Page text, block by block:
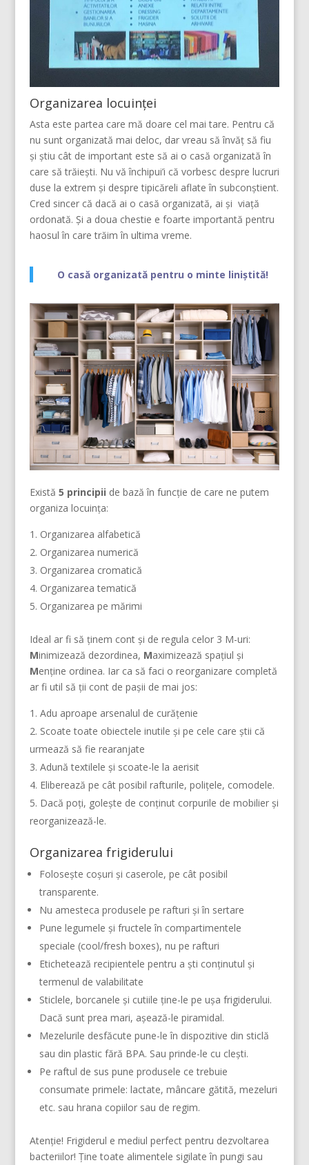
Organizarea locuinței
Asta este partea care mă doare cel mai tare. Pentru că
nu sunt organizată mai deloc, dar vreau să învăț să fiu
și știu cât de important este să ai o casă organizată în
care să trăiești. Nu vă închipui’i că vorbesc despre lucruri
duse la extrem și despre tipicăreli aflate în subconștient.
Cred sincer că dacă ai o casă organizată, ai și viață
ordonată. Și a doua chestie e foarte importantă pentru
haosul în care trăim în ultima vreme.
O casă organizată pentru o minte liniștită!
Există 5 principii de bază în funcție de care ne putem
organiza locuința:
Organizarea alfabetică
Organizarea numerică
Organizarea cromatică
Organizarea tematică
Organizarea pe mărimi
Ideal ar fi să ținem cont și de regula celor 3 M-uri:
Minimizează dezordinea, Maximizează spațiul și
Menține ordinea. Iar ca să faci o reorganizare completă
ar fi util să ții cont de pașii de mai jos:
Adu aproape arsenalul de curățenie
Scoate toate obiectele inutile și pe cele care știi că
urmează să fie rearanjate
Adună textilele și scoate-le la aerisit
Eliberează pe cât posibil rafturile, polițele, comodele.
Dacă poți, golește de conținut corpurile de mobilier și
reorganizează-le.
Organizarea frigiderului
Folosește coșuri și caserole, pe cât posibil
transparente.
Nu amesteca produsele pe rafturi și în sertare
Pune legumele și fructele în compartimentele
speciale (cool/fresh boxes), nu pe rafturi
Etichetează recipientele pentru a ști conținutul și
termenul de valabilitate
Sticlele, borcanele și cutiile ține-le pe ușa frigiderului.
Dacă sunt prea mari, așează-le piramidal.
Mezelurile desfăcute pune-le în dispozitive din sticlă
sau din plastic fără BPA. Sau prinde-le cu clești.
Pe raftul de sus pune produsele ce trebuie
consumate primele: lactate, mâncare gătită, mezeluri
etc. sau hrana copiilor sau de regim.
Atenție! Frigiderul e mediul perfect pentru dezvoltarea
bacteriilor! Ține toate alimentele sigilate în pungi sau